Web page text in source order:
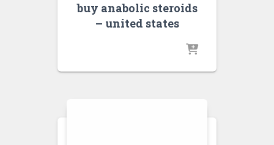
buy anabolic steroids
– united states